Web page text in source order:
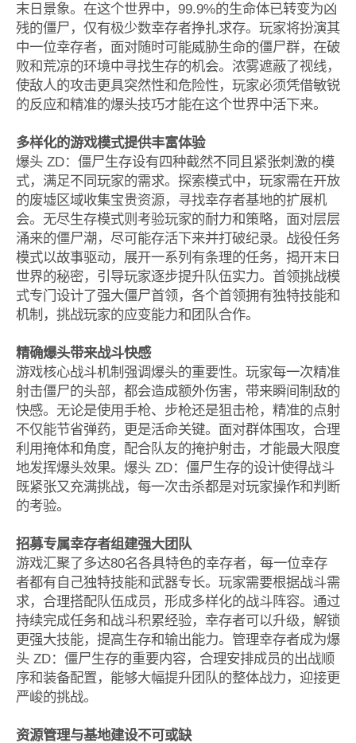
末日景象。在这个世界中，99.9%的生命体已转变为凶
残的僵尸，仅有极少数幸存者挣扎求存。玩家将扮演其
中一位幸存者，面对随时可能威胁生命的僵尸群，在破
败和荒凉的环境中寻找生存的机会。浓雾遮蔽了视线，
使敌人的攻击更具突然性和危险性，玩家必须凭借敏锐
的反应和精准的爆头技巧才能在这个世界中活下来。
多样化的游戏模式提供丰富体验
爆头 ZD：僵尸生存设有四种截然不同且紧张刺激的模
式，满足不同玩家的需求。探索模式中，玩家需在开放
的废墟区域收集宝贵资源，寻找幸存者基地的扩展机
会。无尽生存模式则考验玩家的耐力和策略，面对层层
涌来的僵尸潮，尽可能存活下来并打破纪录。战役任务
模式以故事驱动，展开一系列有条理的任务，揭开末日
世界的秘密，引导玩家逐步提升队伍实力。首领挑战模
式专门设计了强大僵尸首领，各个首领拥有独特技能和
机制，挑战玩家的应变能力和团队合作。
精确爆头带来战斗快感
游戏核心战斗机制强调爆头的重要性。玩家每一次精准
射击僵尸的头部，都会造成额外伤害，带来瞬间制敌的
快感。无论是使用手枪、步枪还是狙击枪，精准的点射
不仅能节省弹药，更是活命关键。面对群体围攻，合理
利用掩体和角度，配合队友的掩护射击，才能最大限度
地发挥爆头效果。爆头 ZD：僵尸生存的设计使得战斗
既紧张又充满挑战，每一次击杀都是对玩家操作和判断
的考验。
招募专属幸存者组建强大团队
游戏汇聚了多达80名各具特色的幸存者，每一位幸存
者都有自己独特技能和武器专长。玩家需要根据战斗需
求，合理搭配队伍成员，形成多样化的战斗阵容。通过
持续完成任务和战斗积累经验，幸存者可以升级，解锁
更强大技能，提高生存和输出能力。管理幸存者成为爆
头 ZD：僵尸生存的重要内容，合理安排成员的出战顺
序和装备配置，能够大幅提升团队的整体战力，迎接更
严峻的挑战。
资源管理与基地建设不可或缺